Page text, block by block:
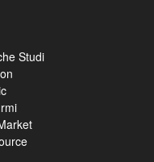
Studi